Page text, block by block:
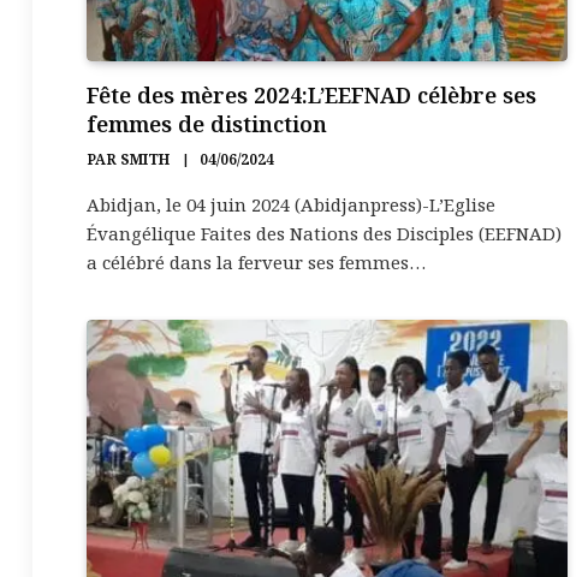
Fête des mères 2024:L’EEFNAD célèbre ses
femmes de distinction
PAR SMITH 04/06/2024
Abidjan, le 04 juin 2024 (Abidjanpress)-L’Eglise
Évangélique Faites des Nations des Disciples (EEFNAD)
a célébré dans la ferveur ses femmes…